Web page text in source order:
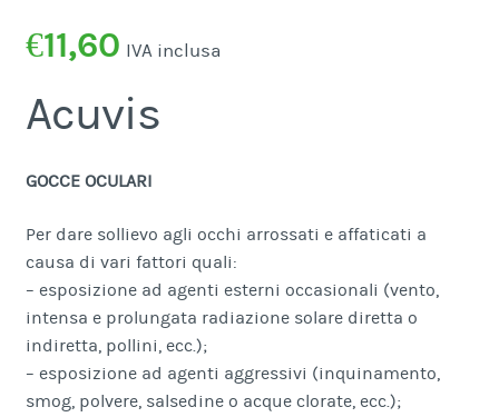
€11,60 IVA inclusa
Acuvis
GOCCE OCULARI
Per dare sollievo agli occhi arrossati e affaticati a
causa di vari fattori quali:
– esposizione ad agenti esterni occasionali (vento,
intensa e prolungata radiazione solare diretta o
indiretta, pollini, ecc.);
– esposizione ad agenti aggressivi (inquinamento,
smog, polvere, salsedine o acque clorate, ecc.);